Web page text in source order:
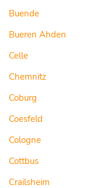
Buende
Bueren Ahden
Celle
Chemnitz
Coburg
Coesfeld
Cologne
Cottbus
Crailsheim